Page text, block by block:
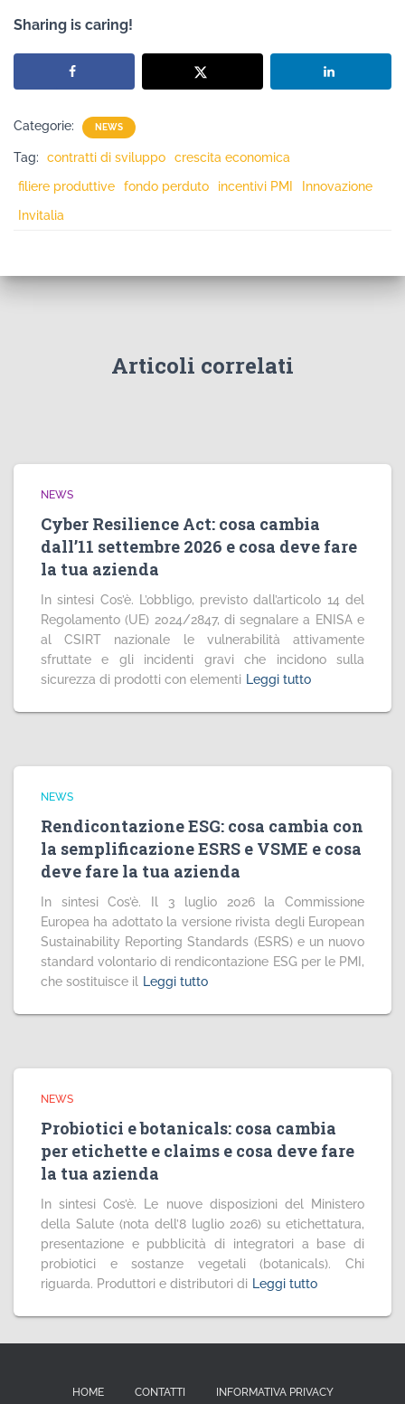
Sharing is caring!
Categorie: NEWS
Tag: contratti di sviluppo
crescita economica
filiere produttive
fondo perduto incentivi PMI
Innovazione
Invitalia
Articoli correlati
NEWS
Cyber Resilience Act: cosa cambia
dall’11 settembre 2026 e cosa deve fare
la tua azienda
In sintesi Cos’è. L’obbligo, previsto dall’articolo 14 del
Regolamento (UE) 2024/2847, di segnalare a ENISA e
al CSIRT nazionale le vulnerabilità attivamente
sfruttate e gli incidenti gravi che incidono sulla
sicurezza di prodotti con elementi Leggi tutto
NEWS
Rendicontazione ESG: cosa cambia con
la semplificazione ESRS e VSME e cosa
deve fare la tua azienda
In sintesi Cos’è. Il 3 luglio 2026 la Commissione
Europea ha adottato la versione rivista degli European
Sustainability Reporting Standards (ESRS) e un nuovo
standard volontario di rendicontazione ESG per le PMI,
che sostituisce il
Leggi tutto
NEWS
Probiotici e botanicals: cosa cambia
per etichette e claims e cosa deve fare
la tua azienda
In sintesi Cos’è. Le nuove disposizioni del Ministero
della Salute (nota dell’8 luglio 2026) su etichettatura,
presentazione e pubblicità di integratori a base di
probiotici e sostanze vegetali (botanicals). Chi
riguarda. Produttori e distributori di Leggi tutto
HOME CONTATTI INFORMATIVA PRIVACY